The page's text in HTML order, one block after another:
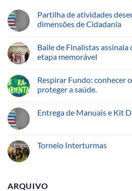
Partilha de atividades
dimensões de Cidadania
Baile de Finalistas
etapa memorável
Respirar Fundo: conhecer
proteger a saúde.
Entrega de Manuais e Kit
Torneio Interturmas
ARQUIVO